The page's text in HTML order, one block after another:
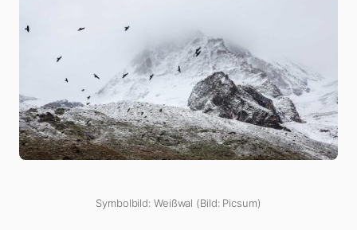
Symbolbild: Weißwal (Bild: Picsum)